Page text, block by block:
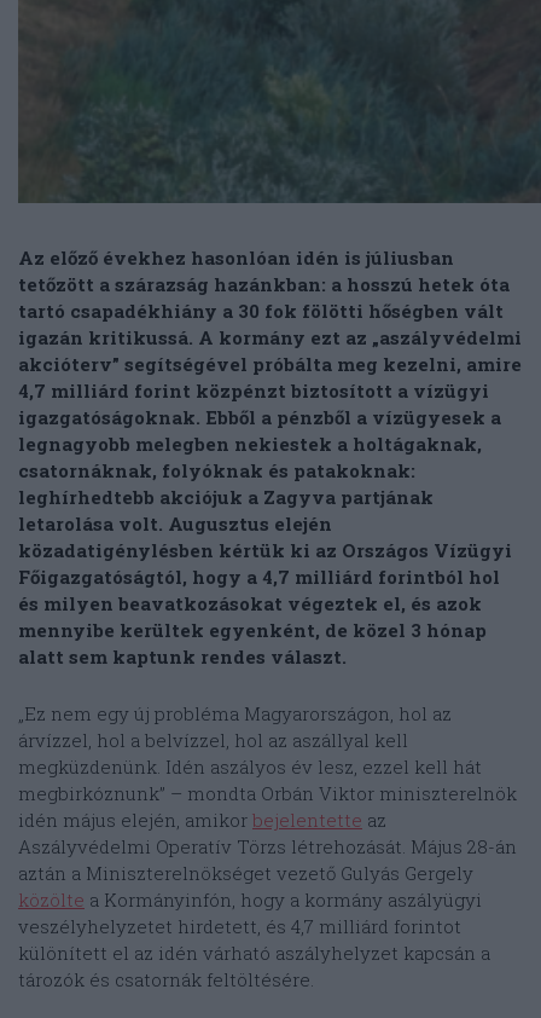
Az előző évekhez hasonlóan idén is júliusban
tetőzött a szárazság hazánkban: a hosszú hetek óta
tartó csapadékhiány a 30 fok fölötti hőségben vált
igazán kritikussá. A kormány ezt az „aszályvédelmi
akcióterv” segítségével próbálta meg kezelni, amire
4,7 milliárd forint közpénzt biztosított a vízügyi
igazgatóságoknak. Ebből a pénzből a vízügyesek a
legnagyobb melegben nekiestek a holtágaknak,
csatornáknak, folyóknak és patakoknak:
leghírhedtebb akciójuk a Zagyva partjának
letarolása volt. Augusztus elején
közadatigénylésben kértük ki az Országos Vízügyi
Főigazgatóságtól, hogy a 4,7 milliárd forintból hol
és milyen beavatkozásokat végeztek el, és azok
mennyibe kerültek egyenként, de közel 3 hónap
alatt sem kaptunk rendes választ.
„Ez nem egy új probléma Magyarországon, hol az
árvízzel, hol a belvízzel, hol az aszállyal kell
megküzdenünk. Idén aszályos év lesz, ezzel kell hát
megbirkóznunk” – mondta Orbán Viktor miniszterelnök
idén május elején, amikor bejelentette az
Aszályvédelmi Operatív Törzs létrehozását. Május 28-án
aztán a Miniszterelnökséget vezető Gulyás Gergely
közölte a Kormányinfón, hogy a kormány aszályügyi
veszélyhelyzetet hirdetett, és 4,7 milliárd forintot
különített el az idén várható aszályhelyzet kapcsán a
tározók és csatornák feltöltésére.